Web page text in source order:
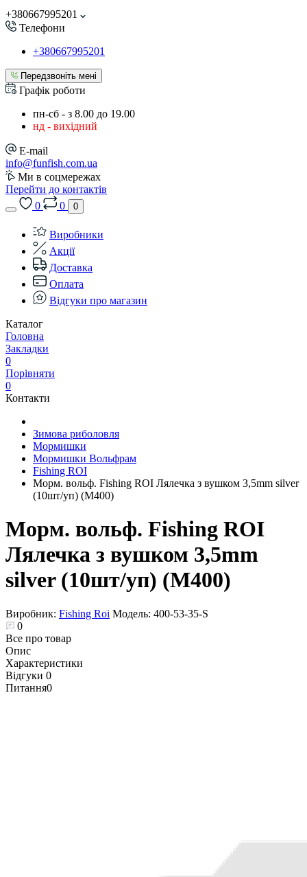
+380667995201
Телефони
+380667995201
Передзвоніть мені
Графік роботи
пн-сб - з 8.00 до 19.00
нд - вихідний
E-mail
info@funfish.com.ua
Ми в соцмережах
Перейти до контактів
0
0 0
Виробники
Акції
Доставка
Оплата
Відгуки про магазин
Каталог
Головна
Закладки
0
Порівняти
0
Контакти
Зимова риболовля
Мормишки
Мормишки Вольфрам
Fishing ROI
Морм. вольф. Fishing ROI Лялечка з вушком 3,5mm silver
(10шт/уп) (M400)
Морм. вольф. Fishing ROI
Лялечка з вушком 3,5mm
silver (10шт/уп) (M400)
Виробник: Fishing Roi Модель: 400-53-35-S
0
Все про товар
Опис
Характеристики
Відгуки 0
Питання0